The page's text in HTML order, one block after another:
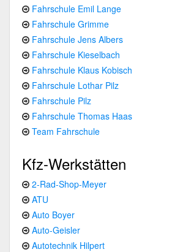
Fahrschule Emil Lange
Fahrschule Grimme
Fahrschule Jens Albers
Fahrschule Kieselbach
Fahrschule Klaus Kobisch
Fahrschule Lothar Pilz
Fahrschule Pilz
Fahrschule Thomas Haas
Team Fahrschule
Kfz-Werkstätten
2-Rad-Shop-Meyer
ATU
Auto Boyer
Auto-Geisler
Autotechnik Hilpert